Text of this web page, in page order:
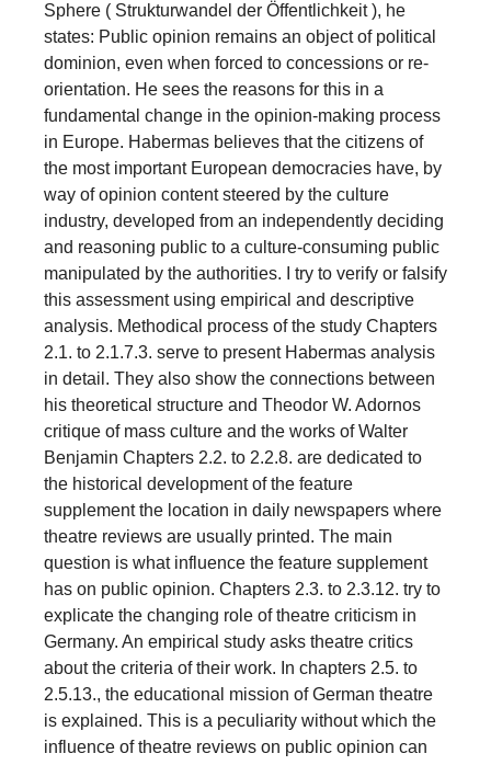
Sphere ( Strukturwandel der Öffentlichkeit ), he
states: Public opinion remains an object of political
dominion, even when forced to concessions or re-
orientation. He sees the reasons for this in a
fundamental change in the opinion-making process
in Europe. Habermas believes that the citizens of
the most important European democracies have, by
way of opinion content steered by the culture
industry, developed from an independently deciding
and reasoning public to a culture-consuming public
manipulated by the authorities. I try to verify or falsify
this assessment using empirical and descriptive
analysis. Methodical process of the study Chapters
2.1. to 2.1.7.3. serve to present Habermas analysis
in detail. They also show the connections between
his theoretical structure and Theodor W. Adornos
critique of mass culture and the works of Walter
Benjamin Chapters 2.2. to 2.2.8. are dedicated to
the historical development of the feature
supplement the location in daily newspapers where
theatre reviews are usually printed. The main
question is what influence the feature supplement
has on public opinion. Chapters 2.3. to 2.3.12. try to
explicate the changing role of theatre criticism in
Germany. An empirical study asks theatre critics
about the criteria of their work. In chapters 2.5. to
2.5.13., the educational mission of German theatre
is explained. This is a peculiarity without which the
influence of theatre reviews on public opinion can